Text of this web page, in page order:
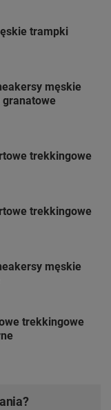
trampki
męskie
granatowe
trekkingowe
trekkingowe
męskie
trekkingowe